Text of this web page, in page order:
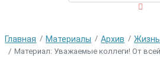
Главная Материалы Архив Жизнь
Материал: Уважаемые коллеги! От